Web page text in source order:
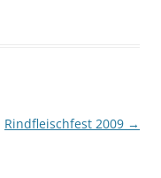
Rindfleischfest 2009 →